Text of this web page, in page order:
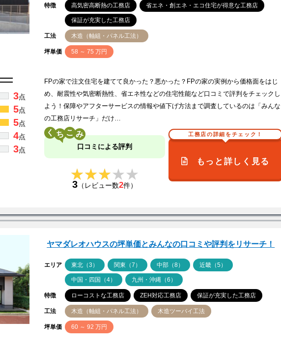
特徴 高気密高断熱の工務店 省エネ・創エネ・エコ住宅が得意な工務店
保証が充実した工務店
工法 木造（軸組・パネル工法）
坪単価 58 ～ 75 万円
3点
5点
5点
4点
3点
FPの家で注文住宅を建てて良かった？悪かった？FPの家の実例から価格面をはじ
め、耐震性や気密断熱性、省エネ性などの住宅性能など口コミで評判をチェックし
よう！保障やアフターサービスの情報や値下げ方法まで調査しているのは「みんな
の工務店リサーチ」だけ…
く こ
口コミによる評判
★★★★★
★★★★★
3 （レビュー数2件）
工務店の詳細をチェック！
もっと詳しく見る
ヤマダレオハウスの坪単価とみんなの口コミや評判をリサーチ！
エリア 東北（3） 関東（7） 中部（8） 近畿（5）
中国・四国（4） 九州・沖縄（6）
特徴 ローコストな工務店 ZEH対応工務店 保証が充実した工務店
工法 木造（軸組・パネル工法） 木造ツーバイ工法
坪単価 60 ～ 92 万円